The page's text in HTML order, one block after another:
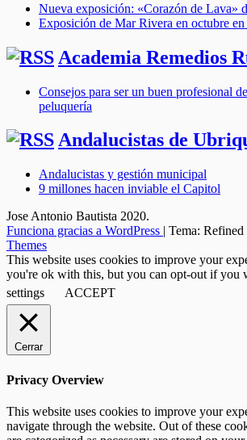
Nueva exposición: «Corazón de Lava»
Exposición de Mar Rivera en octubre
Academia Remedios
Consejos para ser un buen profesional
peluquería
Andalucistas de
Andalucistas y gestión municipal
9 millones hacen inviable el Capitol
Jose Antonio Bautista 2020.
Funciona gracias a WordPress | Tema:
Themes
This website uses cookies to improve your
you're ok with this, but you can opt-out if you
settings
ACCEPT
Cerrar
Privacy Overview
This website uses cookies to improve your
navigate through the website. Out of these